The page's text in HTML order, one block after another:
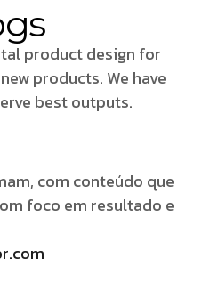
product design for
products. We have
best outputs.
com conteúdo que
foco em resultado e